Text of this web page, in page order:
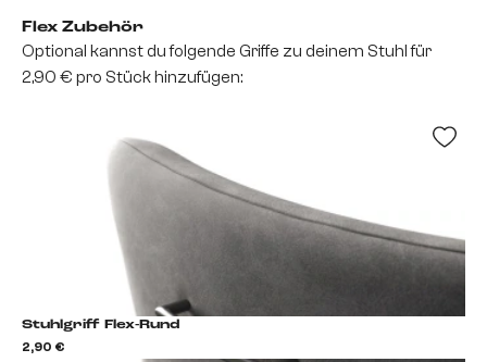
Flex Zubehör
Optional kannst du folgende Griffe zu deinem Stuhl für
2,90 € pro Stück hinzufügen:
Stuhlgriff Flex-Rund
2,90 €